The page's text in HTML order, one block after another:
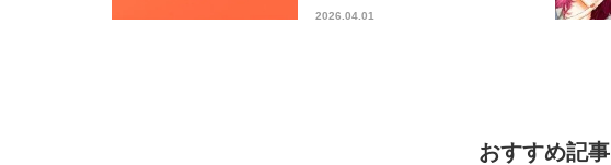
2026.04.01
おすすめ記事